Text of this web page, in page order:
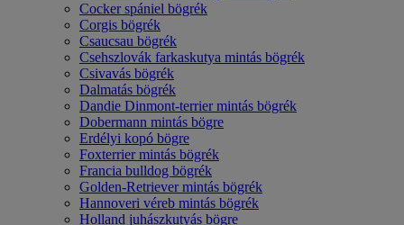
Cocker spániel bögrék
Corgis bögrék
Csaucsau bögrék
Csehszlovák farkaskutya mintás bögrék
Csivavás bögrék
Dalmatás bögrék
Dandie Dinmont-terrier mintás bögrék
Dobermann mintás bögre
Erdélyi kopó bögre
Foxterrier mintás bögrék
Francia bulldog bögrék
Golden-Retriever mintás bögrék
Hannoveri véreb mintás bögrék
Holland juhászkutyás bögre